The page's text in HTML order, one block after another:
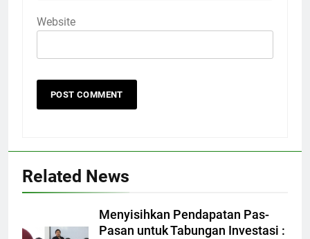
Website
Related News
Menyisihkan Pendapatan Pas-
Pasan untuk Tabungan Investasi :